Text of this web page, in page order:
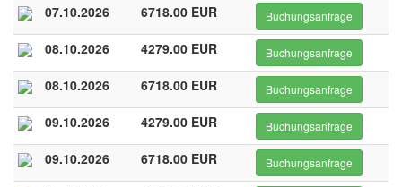
07.10.2026 6718.00 EUR Buchungsanfrage
08.10.2026 4279.00 EUR Buchungsanfrage
08.10.2026 6718.00 EUR Buchungsanfrage
09.10.2026 4279.00 EUR Buchungsanfrage
09.10.2026 6718.00 EUR Buchungsanfrage